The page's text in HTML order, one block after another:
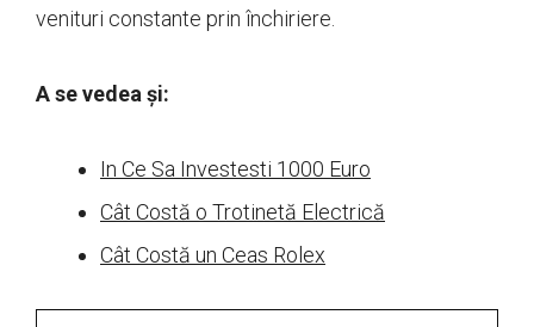
venituri constante prin închiriere.
A se vedea și:
In Ce Sa Investesti 1000 Euro
Cât Costă o Trotinetă Electrică
Cât Costă un Ceas Rolex